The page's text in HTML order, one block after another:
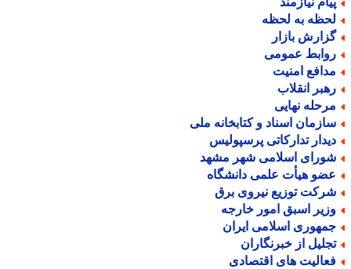
به لحظه
بازار
عمومی
امنیت
انقلاب
نهایی
اسناد و کتابخانه ملی
تدارکاتی پرسپولیس
اسلامی شهر مشهد
هیأت علمی دانشگاه
توزیع نیروی برق
اسبق امور خارجه
اسلامی ایران
از خبرنگاران
های اقتصادی